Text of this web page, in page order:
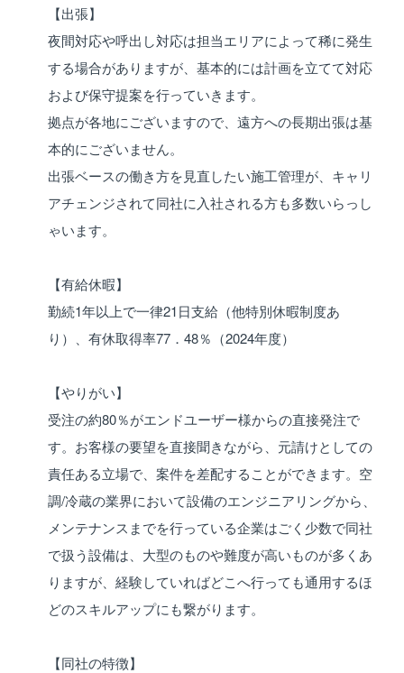
【出張】
夜間対応や呼出し対応は担当エリアによって稀に発生
する場合がありますが、基本的には計画を立てて対応
および保守提案を行っていきます。
拠点が各地にございますので、遠方への長期出張は基
本的にございません。
出張ベースの働き方を見直したい施工管理が、キャリ
アチェンジされて同社に入社される方も多数いらっし
ゃいます。
【有給休暇】
勤続1年以上で一律21日支給（他特別休暇制度あ
り）、有休取得率77．48％（2024年度）
【やりがい】
受注の約80％がエンドユーザー様からの直接発注で
す。お客様の要望を直接聞きながら、元請けとしての
責任ある立場で、案件を差配することができます。空
調/冷蔵の業界において設備のエンジニアリングから、
メンテナンスまでを行っている企業はごく少数で同社
で扱う設備は、大型のものや難度が高いものが多くあ
りますが、経験していればどこへ行っても通用するほ
どのスキルアップにも繋がります。
【同社の特徴】